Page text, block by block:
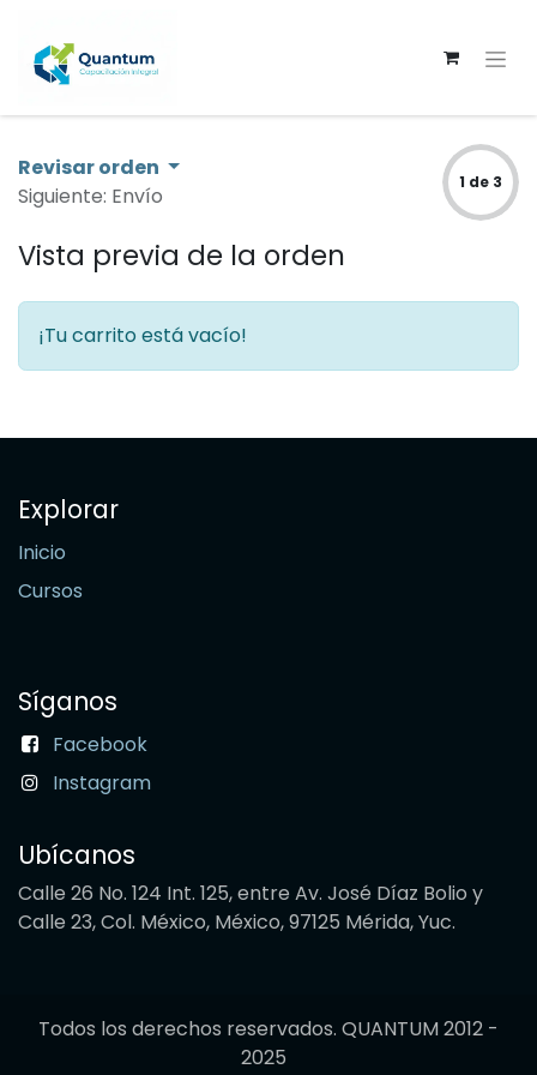
Revisar orden
Siguiente: Envío
1 de 3
Vista previa de la orden
¡Tu carrito está vacío!
Explorar
Inicio
Cursos
Síganos
Facebook
Instagram
Ubícanos
Calle 26 No. 124 Int. 125, entre Av. José Díaz Bolio y
Calle 23, Col. México, México, 97125 Mérida, Yuc.
Todos los derechos reservados. QUANTUM 2012 -
2025